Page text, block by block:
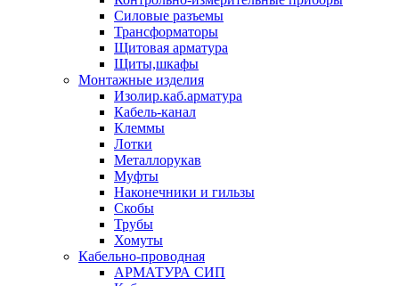
Силовые разъемы
Трансформаторы
Щитовая арматура
Щиты,шкафы
Монтажные изделия
Изолир.каб.арматура
Кабель-канал
Клеммы
Лотки
Металлорукав
Муфты
Наконечники и гильзы
Скобы
Трубы
Хомуты
Кабельно-проводная
АРМАТУРА СИП